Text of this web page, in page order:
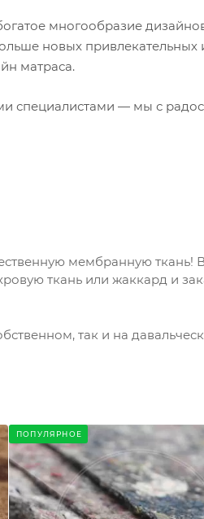
многообразие
новых
матраса.
специалистами — мы с
мембранную ткань!
ткань или жаккард и
так и на
ПОПУЛЯРНОЕ